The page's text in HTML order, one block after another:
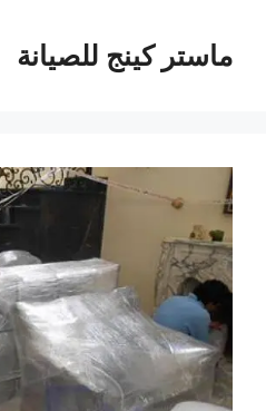
المحتوىماستر كينج للصيانة